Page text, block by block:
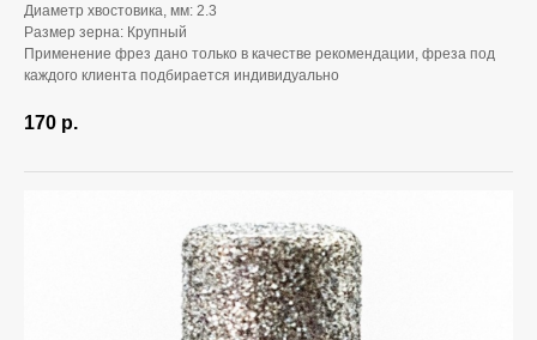
Диаметр хвостовика, мм: 2.3
Размер зерна: Крупный
Применение фрез дано только в качестве рекомендации, фреза под
каждого клиента подбирается индивидуально
170 р.